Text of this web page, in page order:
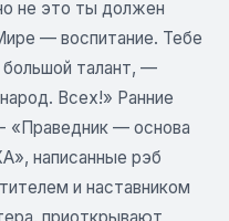
не это ты должен
— воспитание. Тебе
талант, —
Всех!» Ранние
«Праведник — основа
написанные рэб
и наставником
приоткрывают